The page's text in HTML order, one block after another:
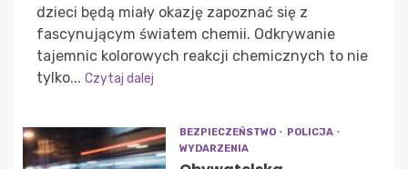
dzieci będą miały okazję zapoznać się z
fascynującym światem chemii. Odkrywanie
tajemnic kolorowych reakcji chemicznych to nie
tylko... Czytaj dalej
BEZPIECZEŃSTWO
POLICJA
WYDARZENIA